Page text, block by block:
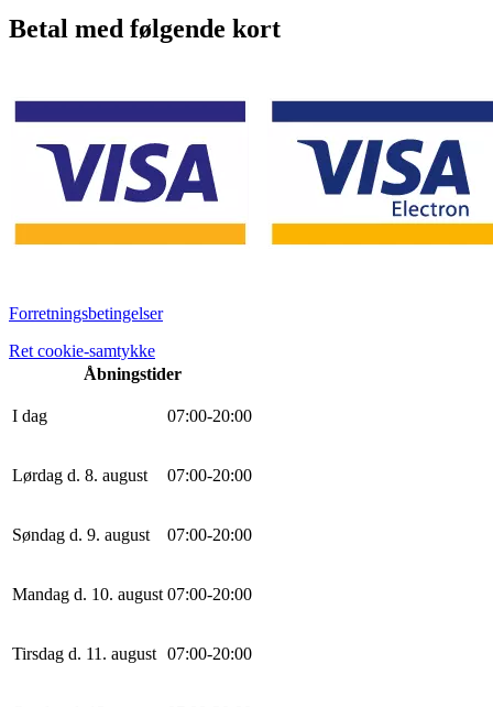
Betal med følgende kort
Forretningsbetingelser
Ret cookie-samtykke
Åbningstider
I dag 07:00-20:00
Lørdag d. 8. august 07:00-20:00
Søndag d. 9. august 07:00-20:00
Mandag d. 10. august 07:00-20:00
Tirsdag d. 11. august 07:00-20:00